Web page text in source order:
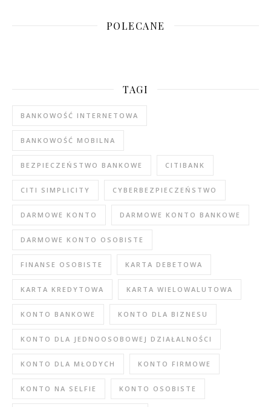
POLECANE
TAGI
BANKOWOŚĆ INTERNETOWA
BANKOWOŚĆ MOBILNA
BEZPIECZEŃSTWO BANKOWE CITIBANK
CITI SIMPLICITY CYBERBEZPIECZEŃSTWO
DARMOWE KONTO DARMOWE KONTO BANKOWE
DARMOWE KONTO OSOBISTE
FINANSE OSOBISTE KARTA DEBETOWA
KARTA KREDYTOWA KARTA WIELOWALUTOWA
KONTO BANKOWE KONTO DLA BIZNESU
KONTO DLA JEDNOOSOBOWEJ DZIAŁALNOŚCI
KONTO DLA MŁODYCH KONTO FIRMOWE
KONTO NA SELFIE KONTO OSOBISTE